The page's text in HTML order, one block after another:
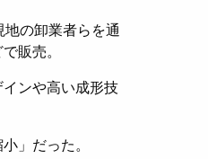
の卸業者らを通
販売。
ンや高い成形技
」だった。